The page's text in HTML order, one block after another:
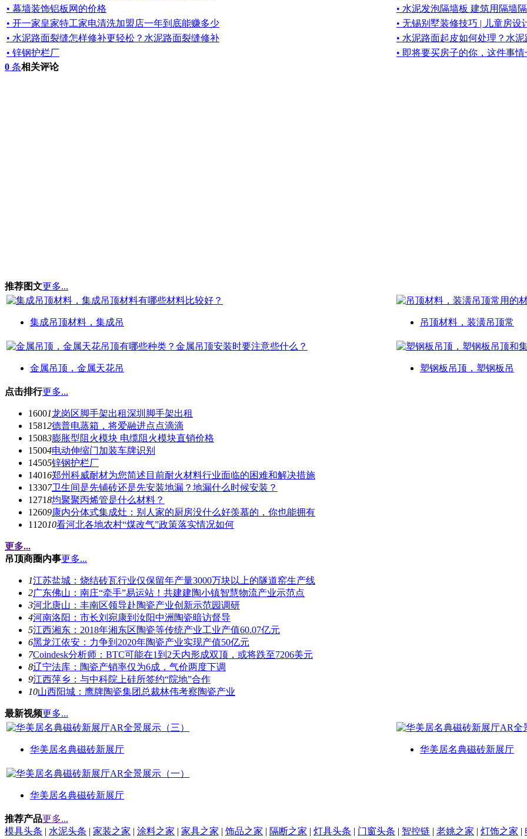
• 幕墙装饰铝板网的价格
• 水泥发泡隔墙板 建筑用隔墙
• 开一家皇家特工家电清洗加盟店一年到底能赚多少
• 无锡别墅装修技巧 | 儿童房设
• 水泥路面裂缝怎样修补更轻松？水泥路面裂缝修补
• 水泥路面起皮如何处理？水
• 锌钢护栏厂
• 即将要买房子的你，这件事
0 条相关评论
推荐图文更多...
集成吊顶材料，集成吊 吊顶材料，装潢吊顶常
金属吊顶，金属天花吊 塑钢板吊顶，塑钢板吊
点击排行更多...
16001龙岗区脚手架出租深圳脚手架出租
15812德普电蒸箱，将爱融进点点滴滴
15083膨胀型阻火模块 电缆阻火模块直销价格
15004电动伸缩门加装车牌识别
14505锌钢护栏厂
14016郑州科威耐材为您简述目前耐火材料行业面临的困难和解决措施
13307卫生间是先铺砖还是先安装地漏？地漏什么时候安装？
12718均聚聚丙烯管是什么材料？
12609康内分体式集成灶：别人家的厨房没什么好羡慕的，你也能拥有
112010看河北各地农村“煤改气”政策落实情况如何
更多...
吊顶商圈内事更多...
1江苏盐城：烧结砖瓦行业仅保留年产量3000万块以上的隧道窑生产线
2广东佛山：南庄“牵手”易运站！共建建陶小镇智慧物流产业示范点
3河北唐山：丰南区领导赴陶瓷产业创新示范园调研
4河南洛阳：市长刘宛康到汝阳中洲陶瓷暗访督导
5江西湘东：2018年湘东区陶瓷等传统产业工业产值60.07亿元
6黑龙江依安：力争到2020年陶瓷产业实现产值50亿元
7Coindesk分析师：BTC可能在1到2天内形成双顶，或将跌至7206美元
8辽宁法库：陶瓷产销率仅为6成，气价两度下调
9江西萍乡：与中科院上硅所签约“院地”合作
10山西阳城：鹰牌陶瓷集团总裁林伟考察陶瓷产业
最新视频更多...
华美居名典磁砖新展厅 华美居名典磁砖新展厅
华美居名典磁砖新展厅
推荐产品更多...
模具头条 | 水泥头条 | 家装之家 | 涂料之家 | 家具之家 | 饰品之家 | 隔断之家 | 灯具头条 | 门窗头条 | 智控链 | 老姚之家 | 灯饰之家 |